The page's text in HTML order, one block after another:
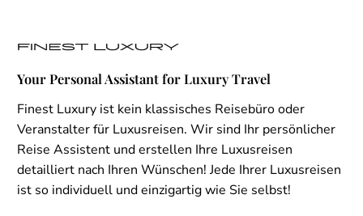
Your Personal Assistant for Luxury Travel
Finest Luxury ist kein klassisches Reisebüro oder
Veranstalter für Luxusreisen. Wir sind Ihr persönlicher
Reise Assistent und erstellen Ihre Luxusreisen
detailliert nach Ihren Wünschen! Jede Ihrer Luxusreisen
ist so individuell und einzigartig wie Sie selbst!